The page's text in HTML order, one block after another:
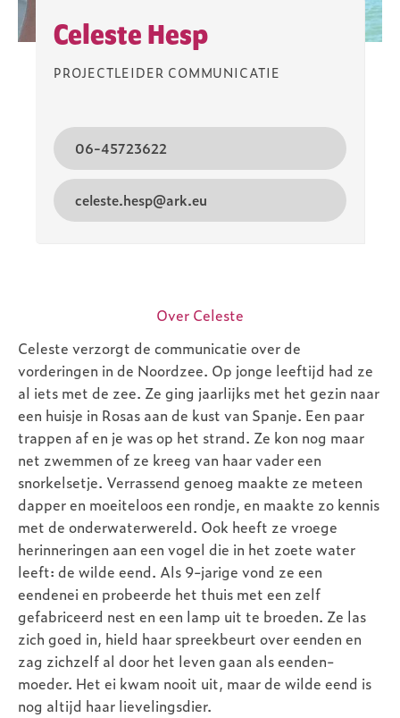
Celeste Hesp
PROJECTLEIDER COMMUNICATIE
06-45723622
celeste.hesp@ark.eu
Over Celeste
Celeste verzorgt de communicatie over de
vorderingen in de Noordzee. Op jonge leeftijd had ze
al iets met de zee. Ze ging jaarlijks met het gezin naar
een huisje in Rosas aan de kust van Spanje. Een paar
trappen af en je was op het strand. Ze kon nog maar
net zwemmen of ze kreeg van haar vader een
snorkelsetje. Verrassend genoeg maakte ze meteen
dapper en moeiteloos een rondje, en maakte zo kennis
met de onderwaterwereld. Ook heeft ze vroege
herinneringen aan een vogel die in het zoete water
leeft: de wilde eend. Als 9-jarige vond ze een
eendenei en probeerde het thuis met een zelf
gefabriceerd nest en een lamp uit te broeden. Ze las
zich goed in, hield haar spreekbeurt over eenden en
zag zichzelf al door het leven gaan als eenden-
moeder. Het ei kwam nooit uit, maar de wilde eend is
nog altijd haar lievelingsdier.